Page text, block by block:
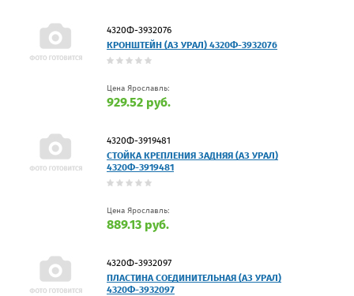
4320Ф-3932076
КРОНШТЕЙН (АЗ УРАЛ) 4320Ф-3932076
Цена Ярославль:
929.52 руб.
4320Ф-3919481
СТОЙКА КРЕПЛЕНИЯ ЗАДНЯЯ (АЗ УРАЛ)
4320Ф-3919481
Цена Ярославль:
889.13 руб.
4320Ф-3932097
ПЛАСТИНА СОЕДИНИТЕЛЬНАЯ (АЗ УРАЛ)
4320Ф-3932097